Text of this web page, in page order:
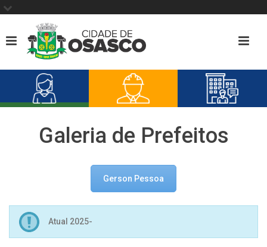
Galeria de Prefeitos
Gerson Pessoa
Atual 2025-